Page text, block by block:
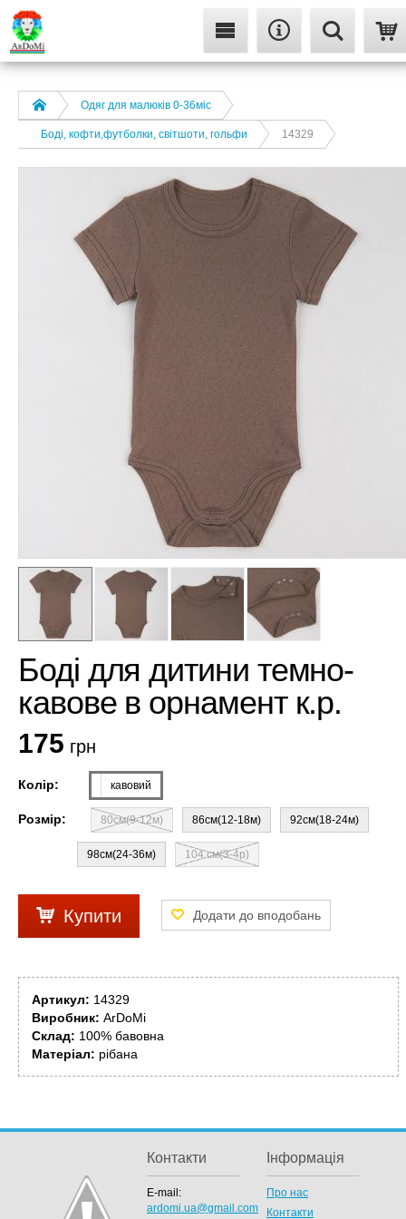
Одяг для малюків 0-36міс
Боді, кофти,футболки, світшоти, гольфи 14329
Боді для дитини темно-
кавове в орнамент к.р.
175 грн
Колір: кавовий
Розмір: 80см(9-12м) 86см(12-18м) 92см(18-24м)
98см(24-36м) 104 см(3-4р)
Купити
Артикул: 14329
Виробник: ArDoMi
Склад: 100% бавовна
Матеріал: рібана
Контакти
E-mail:
ardomi.ua@gmail.com
Інформація
Про нас
Контакти